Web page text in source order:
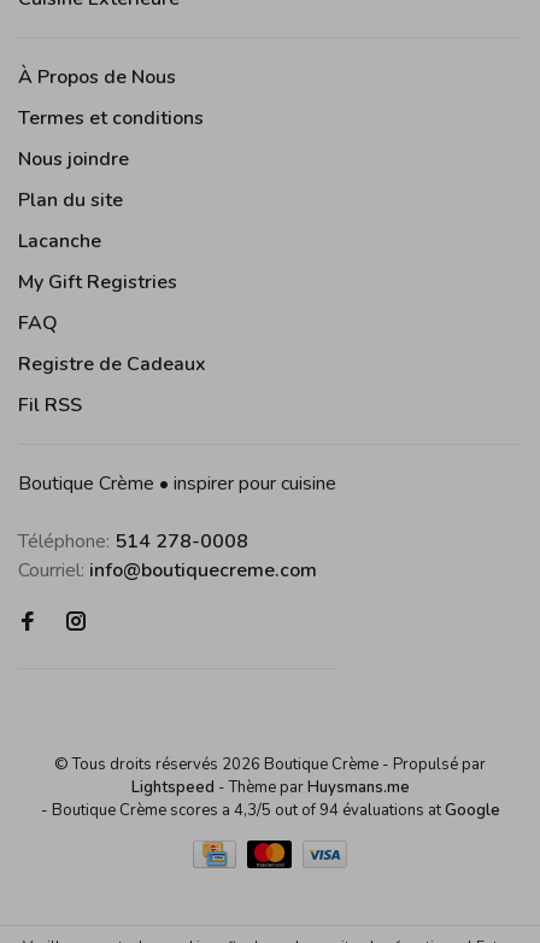
À Propos de Nous
Termes et conditions
Nous joindre
Plan du site
Lacanche
My Gift Registries
FAQ
Registre de Cadeaux
Fil RSS
Boutique Crème • inspirer pour cuisine
Téléphone: 514 278-0008
Courriel: info@boutiquecreme.com
© Tous droits réservés 2026 Boutique Crème - Propulsé par
Lightspeed - Thème parHuysmans.me
- Boutique Crème scores a 4,3/5 out of94 évaluations atGoogle